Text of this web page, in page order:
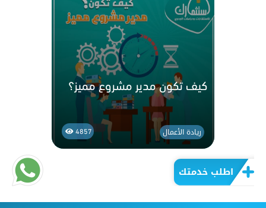
اطلب خدمتك
كيف تكون مدير مشروع مميز؟
4857 ريادة الأعمال